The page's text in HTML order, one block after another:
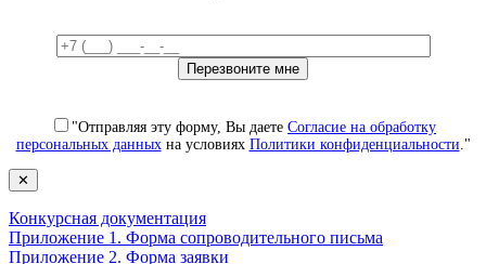
"Отправляя эту форму, Вы даете Согласие на обработку
персональных данныхна условиях Политики конфиденциальности ."
✕
Конкурсная документация
Приложение 1. Форма сопроводительного письма
Приложение 2. Форма заявки